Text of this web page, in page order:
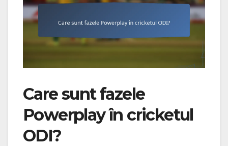
Care sunt fazele
Powerplay în cricketul
ODI?